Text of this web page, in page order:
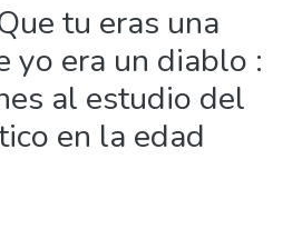
tu eras una
yo era un diablo :
al estudio del
en la edad